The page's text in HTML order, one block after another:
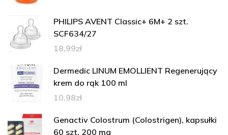
PHILIPS AVENT Classic+ 6M+ 2 szt.
SCF634/27
18,99zł
Dermedic LINUM EMOLLIENT Regenerujący
krem do rąk 100 ml
10,98zł
Genactiv Colostrum (Colostrigen), kapsułki
60 szt. 200 mg